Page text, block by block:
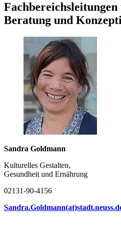
Beratung und
Sandra Goldmann
Kulturelles Gestalten,
Gesundheit und Ernährung
02131-90-4156